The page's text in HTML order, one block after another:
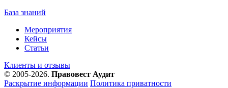
База знаний
Мероприятия
Кейсы
Статьи
Клиенты и отзывы
© 2005-2026. Правовест Аудит
Раскрытие информации Политика приватности